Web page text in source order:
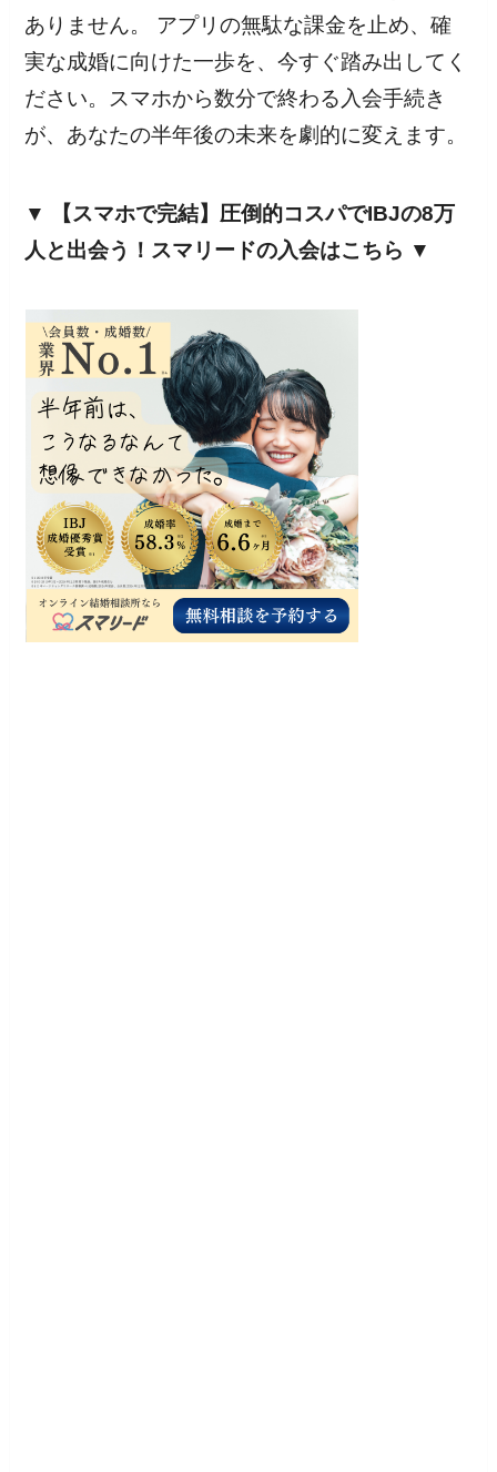
ありません。 アプリの無駄な課金を止め、確
実な成婚に向けた一歩を、今すぐ踏み出してく
ださい。スマホから数分で終わる入会手続き
が、あなたの半年後の未来を劇的に変えます。
▼ 【スマホで完結】圧倒的コスパでIBJの8万
人と出会う！スマリードの入会はこちら ▼